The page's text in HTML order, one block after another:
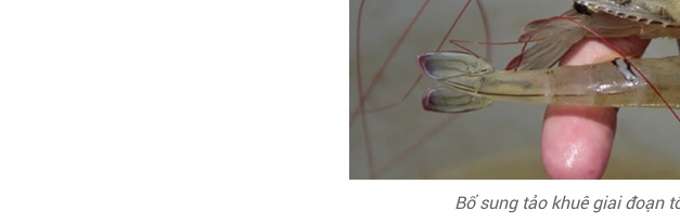
Bổ sung tảo khuê giai đoạn